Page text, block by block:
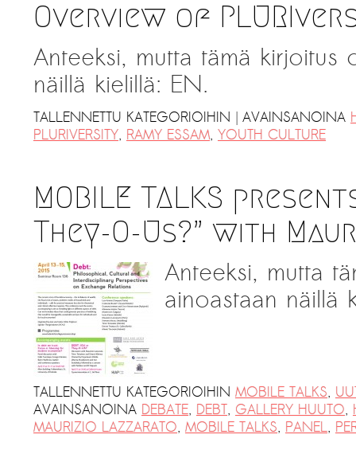
Overview of
Anteeksi, mutta tämä kirjoitus
näillä kielillä: EN.
TALLENNETTU KATEGORIOIHIN | AVAINSANOINA
PLURIVERSITY, RAMY ESSAM, YOUTH CULTURE
MOBILE TALKS
They-O-Us?” with
Anteeksi, mutta
ainoastaan näillä
TALLENNETTU KATEGORIOIHIN MOBILE TALKS,
AVAINSANOINA DEBATE, DEBT, GALLERY HUUTO,
MAURIZIO LAZZARATO, MOBILE TALKS, PANEL,